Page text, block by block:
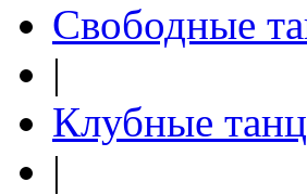
Свободные
|
Клубные
|